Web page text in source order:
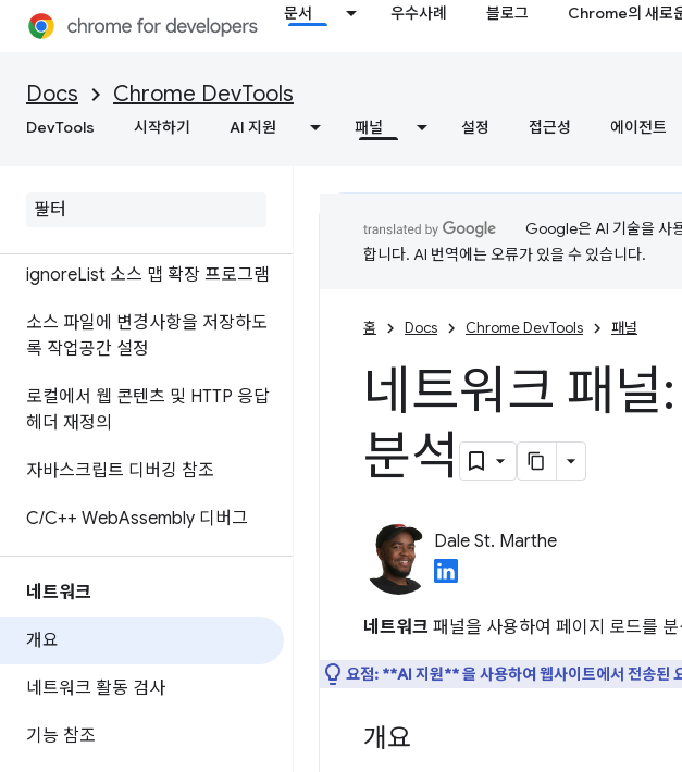
문서 우수사례 블로그 Chrome의 새로
Docs Chrome DevTools
DevTools 시작하기 AI 지원 패널 설정 접근성 에이전트
개요
중단점을 사용하여 코드 일시중지
소스 맵으로 배포하는 대신 원본
ignoreList 소스 맵 확장 프로그램
소스 파일에 변경사항을 저장하도
록 작업공간 설정
로컬에서 웹 콘텐츠 및 HTTP 응답
헤더 재정의
자바스크립트 디버깅 참조
C/C++ WebAssembly 디버그
네트워크
개요
네트워크 활동 검사
기능 참조
Google은 AI 기술을 사
합니다. AI 번역에는 오류가 있을 수 있습니다.
홈 Docs Chrome DevTools 패널
네트워크 패
분석
Dale St. Marthe
네트워크 패널을 사용하여 페이지 로드를
요점: **AI 지원** 을 사용하여 웹사이트에서 전송된
개요